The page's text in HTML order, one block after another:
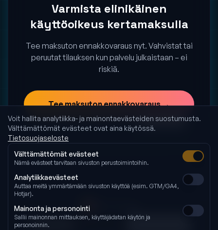
Varmista elinikäinen
käyttöoikeus kertamaksulla
Tee maksuton ennakkovaraus nyt. Vahvistat tai
peruutat tilauksen kun palvelu julkaistaan – ei
riskiä.
Tee maksuton ennakkovaraus →
Haluatko vain seurata kehitystä? Tilaa uutiskirje
Ota yhteyttä
Voit hallita analytiikka- ja mainontaevästeiden suostumusta.
Välttämättömät evästeet ovat aina käytössä.
Tietosuojaseloste
Välttämättömät evästeet
Nämä evästeet tarvitaan sivuston perustoimintoihin.
Analytiikkaevästeet
Auttaa meitä ymmärtämään sivuston käyttöä (esim. GTM/GA4,
Hotjar).
Mainonta ja personointi
Sallii mainonnan mittauksen, käyttäjädatan käytön ja
personoinnin.